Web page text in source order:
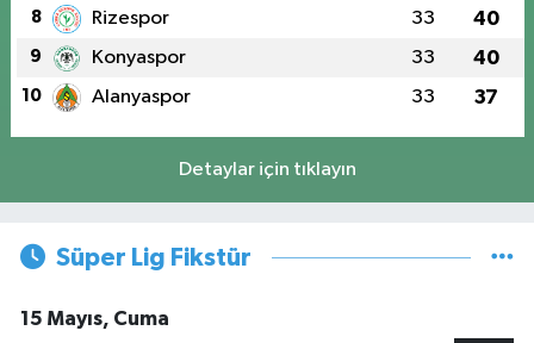
8 Rizespor 33 40
9 Konyaspor 33 40
10 Alanyaspor 33 37
Detaylar için tıklayın
Süper Lig Fikstür
15 Mayıs, Cuma